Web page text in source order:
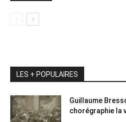
LES + POPULAIRES
Guillaume
chorégraphie la